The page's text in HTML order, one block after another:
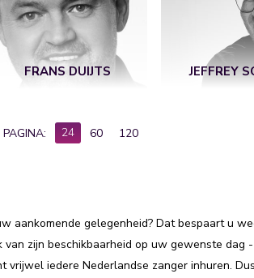
FRANS DUIJTS JEFFREY
24 60 120
aankomende gelegenheid? Dat bespaart u
zijn beschikbaarheid op uw gewenste dag
vrijwel iedere Nederlandse zanger inhuren.